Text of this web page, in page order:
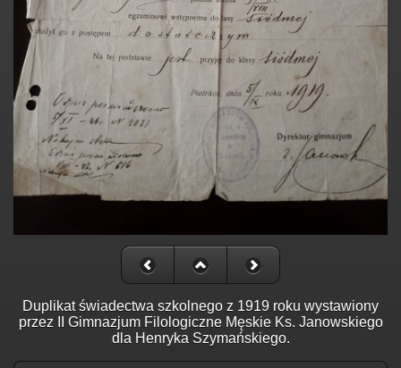
Duplikat świadectwa szkolnego z 1919 roku wystawiony
przez II Gimnazjum Filologiczne Męskie Ks. Janowskiego
dla Henryka Szymańskiego.